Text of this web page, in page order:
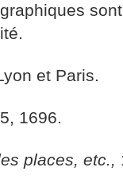
et Paris.
1696.
places, etc.,